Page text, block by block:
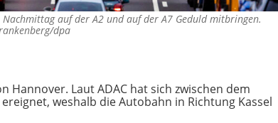
auf der A2 und auf der A7 Geduld mitbringen.
dpa
Laut ADAC hat sich zwischen dem
weshalb die Autobahn in Richtung Kassel